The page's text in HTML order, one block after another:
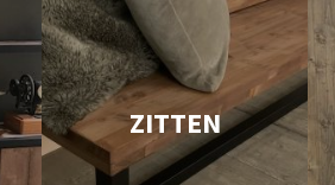
ZITTEN